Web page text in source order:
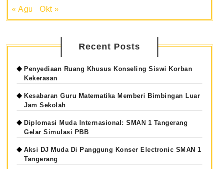
« Agu Okt »
Recent Posts
Penyediaan Ruang Khusus Konseling Siswi Korban
Kekerasan
Kesabaran Guru Matematika Memberi Bimbingan Luar
Jam Sekolah
Diplomasi Muda Internasional: SMAN 1 Tangerang
Gelar Simulasi PBB
Aksi DJ Muda Di Panggung Konser Electronic SMAN 1
Tangerang